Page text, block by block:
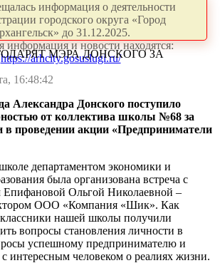
информация о деятельности
городского округа «Город
до 31.12.2025.
информация и новости находятся:
https://arhcity.gosuslugi.ru/
МЭРА ДОНСКОГО ЗА
16:48:42
Александра Донского поступило
от коллектива школы №68 за
в проведении акции «Предприниматели
департаментом экономики и
была организована встреча с
Епифановой Ольгой Николаевной –
ООО «Компания «Шик». Как
нашей школы получили
вопросы становления личности в
успешному предпринимателю и
интересным человеком о реалиях жизни.